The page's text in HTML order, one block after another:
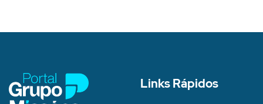
Links Rápidos